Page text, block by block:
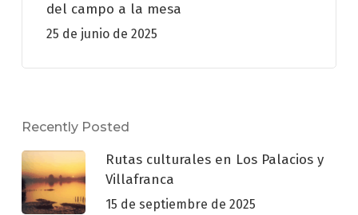
del campo a la mesa
25 de junio de 2025
Recently Posted
Rutas culturales en Los Palacios y
Villafranca
15 de septiembre de 2025